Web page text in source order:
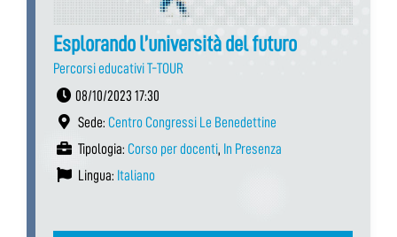
Esplorando l’università del futuro
Percorsi educativi T-TOUR
08/10/2023 17:30
Sede: Centro Congressi Le Benedettine
Tipologia: Corso per docenti, In Presenza
Lingua: Italiano